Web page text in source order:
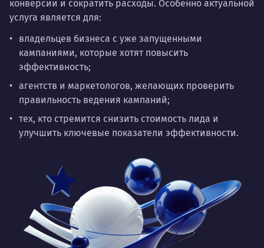
конверсии и сократить расходы. Особенно актуальной
услуга является для:
владельцев бизнеса с уже запущенными
кампаниями, которые хотят повысить
эффективность;
агентств и маркетологов, желающих проверить
правильность ведения кампаний;
тех, кто стремится снизить стоимость лида и
улучшить ключевые показатели эффективности.